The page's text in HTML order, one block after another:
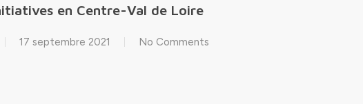
en Centre-Val de Loire
17 septembre 2021 No Comments